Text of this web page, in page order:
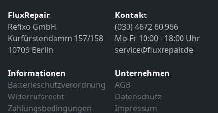
FluxRepair
Refixo GmbH
Kurfürstendamm 157/158
10709 Berlin
Kontakt
(030) 4672 60 966
Mo-Fr 10:00 - 18:00 Uhr
service@fluxrepair.de
Informationen
Batterieschutzverordnung
Widerrufsrecht
Zahlungsbedingungen
Unternehmen
AGB
Datenschutz
Impressum